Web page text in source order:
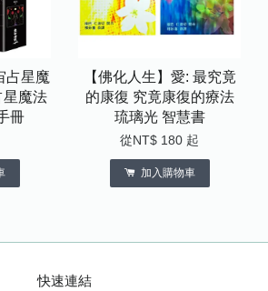
占星魔
星魔法
冊
【佛化人生】愛: 最究竟
的康復 究竟康復的療法
琉璃光 智慧書
從 NT$ 180 起
加入購物車
快速連結